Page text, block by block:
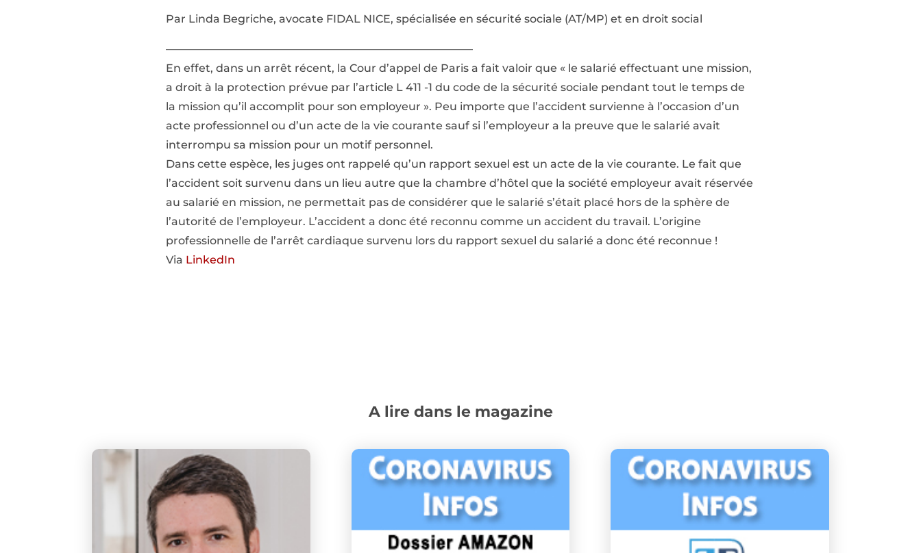
Par Linda Begriche, avocate FIDAL NICE, spécialisée en sécurité sociale (AT/MP) et en droit social
————————————————————————————
En effet, dans un arrêt récent, la Cour d’appel de Paris a fait valoir que « le salarié effectuant une mission,
a droit à la protection prévue par l’article L 411 -1 du code de la sécurité sociale pendant tout le temps de
la mission qu’il accomplit pour son employeur ». Peu importe que l’accident survienne à l’occasion d’un
acte professionnel ou d’un acte de la vie courante sauf si l’employeur a la preuve que le salarié avait
interrompu sa mission pour un motif personnel.
Dans cette espèce, les juges ont rappelé qu’un rapport sexuel est un acte de la vie courante. Le fait que
l’accident soit survenu dans un lieu autre que la chambre d’hôtel que la société employeur avait réservée
au salarié en mission, ne permettait pas de considérer que le salarié s’était placé hors de la sphère de
l’autorité de l’employeur. L’accident a donc été reconnu comme un accident du travail. L’origine
professionnelle de l’arrêt cardiaque survenu lors du rapport sexuel du salarié a donc été reconnue !
Via LinkedIn
A lire dans le magazine